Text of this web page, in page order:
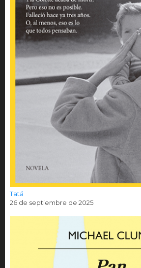
Tatá
26 de septiembre de 2025